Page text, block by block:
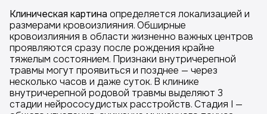
Клиническая картина определяется локализацией и
размерами кровоизлияния. Обширные
кровоизлияния в области жизненно важных центров
проявляются сразу после рождения крайне
тяжелым состоянием. Признаки внутричерепной
травмы могут проявиться и позднее — через
несколько часов и даже суток. В клинике
внутричерепной родовой травмы выделяют 3
стадии нейрососудистых расстройств. Стадия I —